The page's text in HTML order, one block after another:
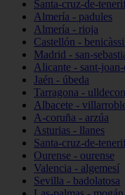
Santa-cruz-de-
Almería - padules
Almería - rioja
Castellón -
Madrid - san-
Alicante - sant-
Jaén - úbeda
Tarragona -
Albacete -
A-coruña - arzúa
Asturias - llanes
Santa-cruz-de-
Ourense - ourense
Valencia - algemesí
Sevilla - badolatosa